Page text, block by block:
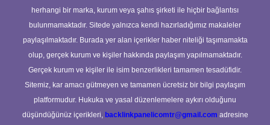
herhangi bir marka, kurum veya şahıs şirketi ile hiçbir bağlantısı
bulunmamaktadır. Sitede yalnızca kendi hazırladığımız makaleler
paylaşılmaktadır. Burada yer alan içerikler haber niteliği taşımamakta
olup, gerçek kurum ve kişiler hakkında paylaşım yapılmamaktadır.
Gerçek kurum ve kişiler ile isim benzerlikleri tamamen tesadüfidir.
Sitemiz, kar amacı gütmeyen ve tamamen ücretsiz bir bilgi paylaşım
platformudur. Hukuka ve yasal düzenlemelere aykırı olduğunu
düşündüğünüz içerikleri, backlinkpanelicomtr@gmail.com adresine